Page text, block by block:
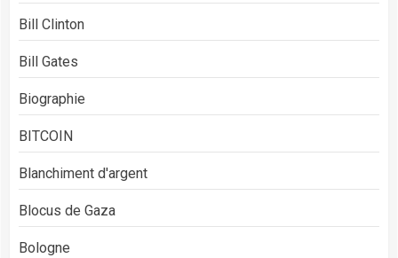
Bill Clinton
Bill Gates
Biographie
BITCOIN
Blanchiment d'argent
Blocus de Gaza
Bologne